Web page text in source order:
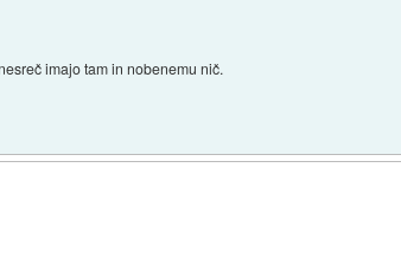
imajo tam in nobenemu nič.